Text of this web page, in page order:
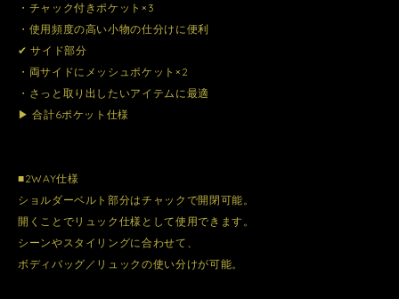
・チャック付きポケット×3
・使用頻度の高い小物の仕分けに便利
✔ サイド部分
・両サイドにメッシュポケット×2
・さっと取り出したいアイテムに最適
▶ 合計6ポケット仕様
■2WAY仕様
ショルダーベルト部分はチャックで開閉可能。
開くことでリュック仕様として使用できます。
シーンやスタイリングに合わせて、
ボディバッグ／リュックの使い分けが可能。